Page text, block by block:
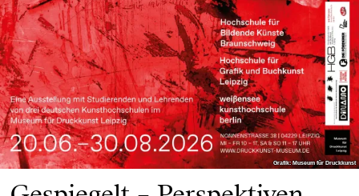
Grafik: Museum für Druckkunst
Grafik: Museum für Druckkunst